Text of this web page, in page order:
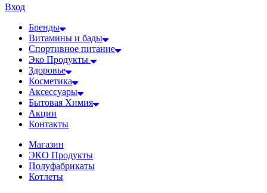
Вход
Бренды
Витамины и бады
Спортивное питание
Эко Продукты
Здоровье
Косметика
Аксессуары
Бытовая Химия
Акции
Контакты
Магазин
ЭКО Продукты
Полуфабрикаты
Котлеты